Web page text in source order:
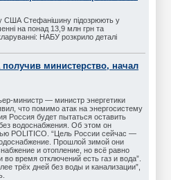
США Стефанішину підозрюють у
на понад 13,9 млн грн та
НАБУ розкрило деталі
министерство, начал
министр — министр энергетики
что помимо атак на энергосистему
Россия будет пытаться оставить
водоснабжения. Об этом он
POLITICO. “Цель России сейчас —
Прошлой зимой они
и отопление, но всё равно
время отключений есть газ и вода”.
трёх дней без воды и канализации”,